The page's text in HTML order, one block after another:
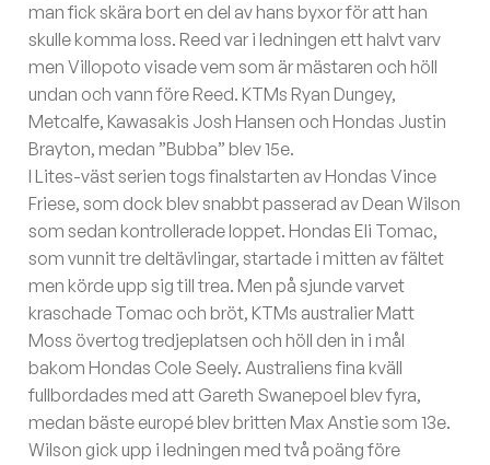
man fick skära bort en del av hans byxor för att han
skulle komma loss. Reed var i ledningen ett halvt varv
men Villopoto visade vem som är mästaren och höll
undan och vann före Reed. KTMs Ryan Dungey,
Metcalfe, Kawasakis Josh Hansen och Hondas Justin
Brayton, medan ”Bubba” blev 15e.
I Lites-väst serien togs finalstarten av Hondas Vince
Friese, som dock blev snabbt passerad av Dean Wilson
som sedan kontrollerade loppet. Hondas Eli Tomac,
som vunnit tre deltävlingar, startade i mitten av fältet
men körde upp sig till trea. Men på sjunde varvet
kraschade Tomac och bröt, KTMs australier Matt
Moss övertog tredjeplatsen och höll den in i mål
bakom Hondas Cole Seely. Australiens fina kväll
fullbordades med att Gareth Swanepoel blev fyra,
medan bäste europé blev britten Max Anstie som 13e.
Wilson gick upp i ledningen med två poäng före